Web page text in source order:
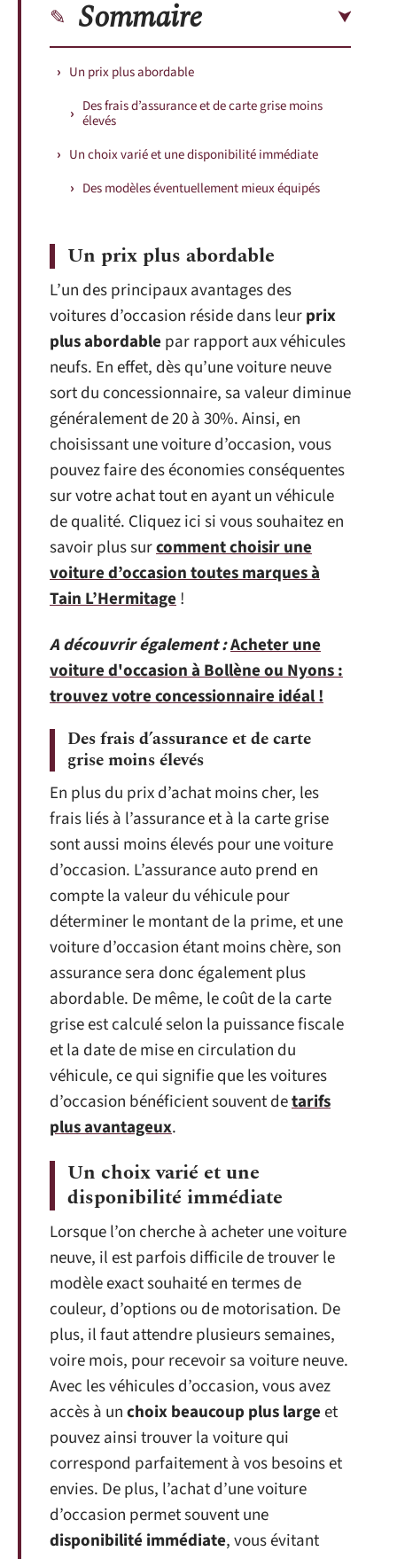
Sommaire
Un prix plus abordable
Des frais d’assurance et de carte grise moins
élevés
Un choix varié et une disponibilité immédiate
Des modèles éventuellement mieux équipés
Un prix plus abordable
L’un des principaux avantages des
voitures d’occasion réside dans leurprix
plus abordable par rapport aux véhicules
neufs. En effet, dès qu’une voiture neuve
sort du concessionnaire, sa valeur diminue
généralement de 20 à 30%. Ainsi, en
choisissant une voiture d’occasion, vous
pouvez faire des économies conséquentes
sur votre achat tout en ayant un véhicule
de qualité. Cliquez ici si vous souhaitez en
savoir plus surcomment choisir une
voiture d’occasion toutes marques à
Tain L’Hermitage!
A découvrir également :Acheter une
voiture d'occasion à Bollène ou Nyons :
trouvez votre concessionnaire idéal !
Des frais d’assurance et de carte
grise moins élevés
En plus du prix d’achat moins cher, les
frais liés à l’assurance et à la carte grise
sont aussi moins élevés pour une voiture
d’occasion. L’assurance auto prend en
compte la valeur du véhicule pour
déterminer le montant de la prime, et une
voiture d’occasion étant moins chère, son
assurance sera donc également plus
abordable. De même, le coût de la carte
grise est calculé selon la puissance fiscale
et la date de mise en circulation du
véhicule, ce qui signifie que les voitures
d’occasion bénéficient souvent detarifs
plus avantageux.
Un choix varié et une
disponibilité immédiate
Lorsque l’on cherche à acheter une voiture
neuve, il est parfois difficile de trouver le
modèle exact souhaité en termes de
couleur, d’options ou de motorisation. De
plus, il faut attendre plusieurs semaines,
voire mois, pour recevoir sa voiture neuve.
Avec les véhicules d’occasion, vous avez
accès à unchoix beaucoup plus largeet
pouvez ainsi trouver la voiture qui
correspond parfaitement à vos besoins et
envies. De plus, l’achat d’une voiture
d’occasion permet souvent une
disponibilité immédiate, vous évitant